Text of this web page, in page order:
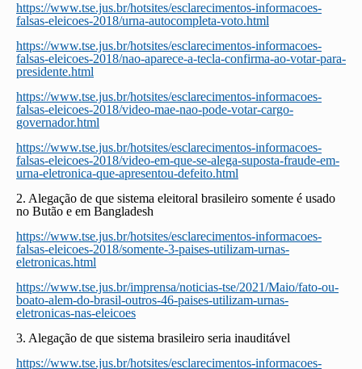
https://www.tse.jus.br/hotsites/esclarecimentos-informacoes-
falsas-eleicoes-2018/urna-autocompleta-voto.html
https://www.tse.jus.br/hotsites/esclarecimentos-informacoes-
falsas-eleicoes-2018/nao-aparece-a-tecla-confirma-ao-votar-para-
presidente.html
https://www.tse.jus.br/hotsites/esclarecimentos-informacoes-
falsas-eleicoes-2018/video-mae-nao-pode-votar-cargo-
governador.html
https://www.tse.jus.br/hotsites/esclarecimentos-informacoes-
falsas-eleicoes-2018/video-em-que-se-alega-suposta-fraude-em-
urna-eletronica-que-apresentou-defeito.html
2. Alegação de que sistema eleitoral brasileiro somente é usado
no Butão e em Bangladesh
https://www.tse.jus.br/hotsites/esclarecimentos-informacoes-
falsas-eleicoes-2018/somente-3-paises-utilizam-urnas-
eletronicas.html
https://www.tse.jus.br/imprensa/noticias-tse/2021/Maio/fato-ou-
boato-alem-do-brasil-outros-46-paises-utilizam-urnas-
eletronicas-nas-eleicoes
3. Alegação de que sistema brasileiro seria inauditável
https://www.tse.jus.br/hotsites/esclarecimentos-informacoes-